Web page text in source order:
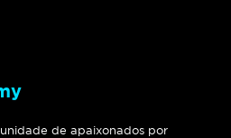
de apaixonados por